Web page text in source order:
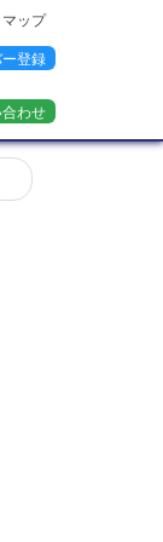
ップ
登録
わせ